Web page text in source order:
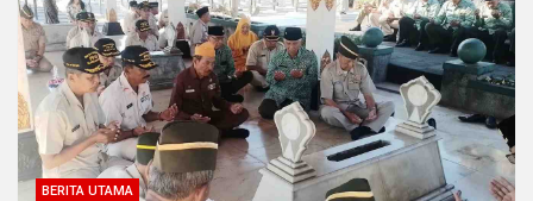
BERITA UTAMA